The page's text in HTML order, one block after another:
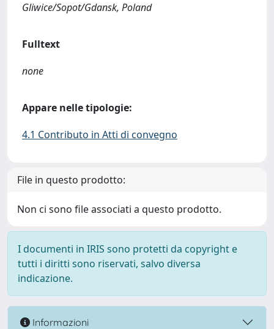
Gliwice/Sopot/Gdansk, Poland
Fulltext
none
Appare nelle tipologie:
4.1 Contributo in Atti di convegno
File in questo prodotto:
Non ci sono file associati a questo prodotto.
I documenti in IRIS sono protetti da copyright e
tutti i diritti sono riservati, salvo diversa
indicazione.
Informazioni